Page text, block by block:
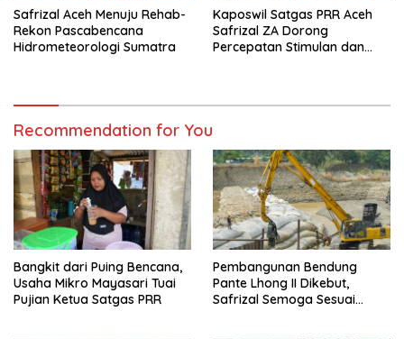
Safrizal Aceh Menuju Rehab-
Rekon Pascabencana
Hidrometeorologi Sumatra
Kaposwil Satgas PRR Aceh
Safrizal ZA Dorong
Percepatan Stimulan dan
Recommendation for You
Bangkit dari Puing Bencana,
Usaha Mikro Mayasari Tuai
Pujian Ketua Satgas PRR
Pembangunan Bendung
Pante Lhong II Dikebut,
Safrizal Semoga Sesuai